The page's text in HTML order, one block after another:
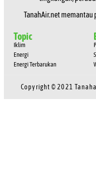
TanahAir.net
Topic
Iklim
Energi
Energi Terbarukan
Copyright © 2021